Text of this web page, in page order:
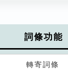
詞條功能
轉寄詞條